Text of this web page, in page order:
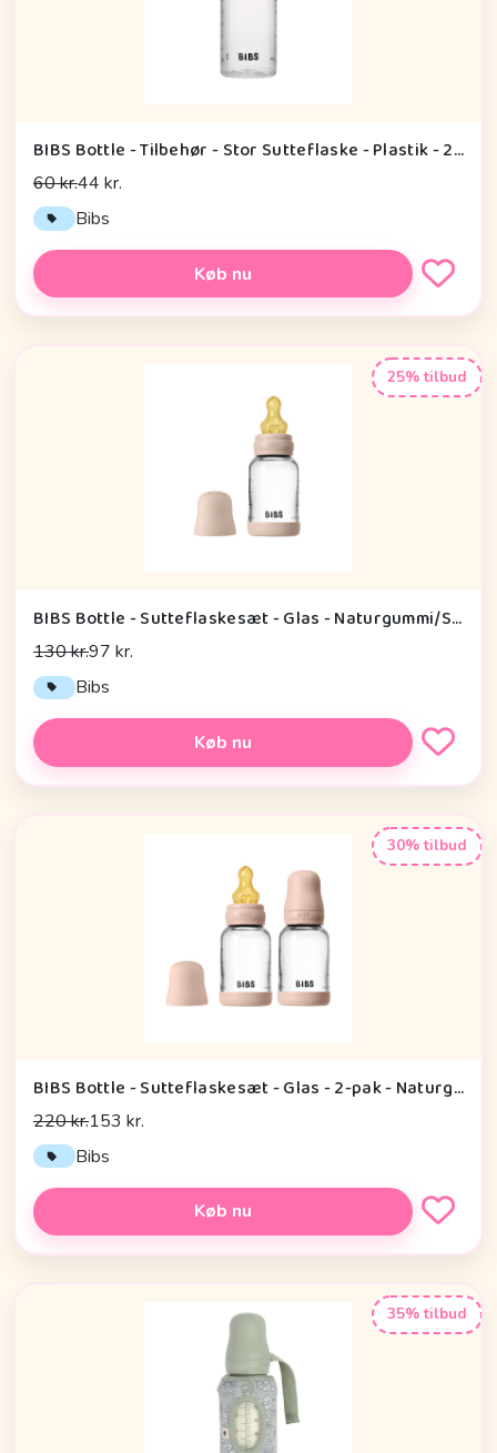
BIBS Bottle - Tilbehør - Stor Sutteflaske - Plastik - 270ml
60 kr.44 kr.
Bibs
Køb nu
25% tilbud
BIBS Bottle - Sutteflaskesæt - Glas - Naturgummi/Slow Flow/Rund - 120ml - Blush
130 kr.97 kr.
Bibs
Køb nu
30% tilbud
BIBS Bottle - Sutteflaskesæt - Glas - 2-pak - Naturgummi/Slow Flow/Rund - 120ml - Blush
220 kr.153 kr.
Bibs
Køb nu
35% tilbud